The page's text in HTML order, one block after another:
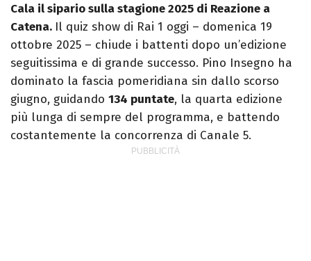
Cala il sipario sulla stagione 2025 di Reazione a
Catena. Il quiz show di Rai 1 oggi – domenica 19
ottobre 2025 – chiude i battenti dopo un’edizione
seguitissima e di grande successo. Pino Insegno ha
dominato la fascia pomeridiana sin dallo scorso
giugno, guidando 134 puntate, la quarta edizione
più lunga di sempre del programma, e battendo
costantemente la concorrenza di Canale 5.